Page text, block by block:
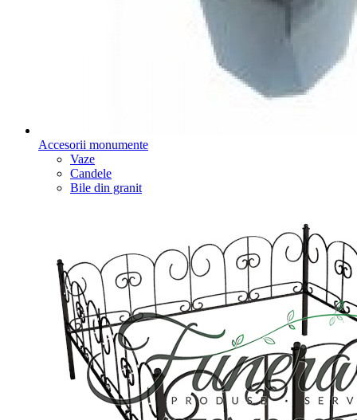
Accesorii monumente
Vaze
Candele
Bile din granit